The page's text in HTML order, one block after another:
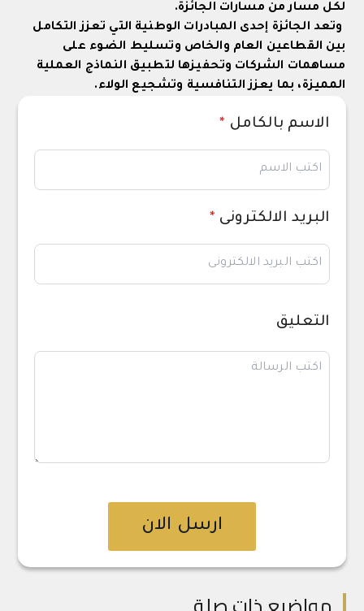
لكل مسار من مسارات الجائزة.
وتعد الجائزة إحدى المبادرات الوطنية التي تعزز التكامل
بين القطاعين العام والخاص وتسليط الضوء على
مساهمات الشركات وتحفيزها لتطبيق النماذج العملية
المميزة، بما يعزز التنافسية وتشجيع الولاء.
الاسم بالكامل *
البريد الالكترونى *
التعليق
ارسل الان